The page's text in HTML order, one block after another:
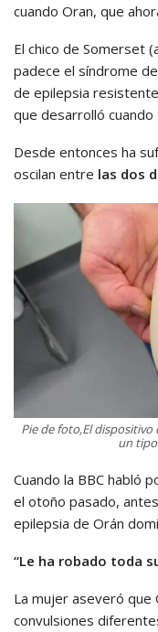
cuando Oran, que
El chico de Somerset
padece el síndrome
de epilepsia
que desarrolló
Desde entonces ha
oscilan entre las dos
Pie de foto,El
un
Cuando la BBC habló
el otoño pasado,
epilepsia de Orán
“Le ha robado toda
La mujer aseveró que
convulsiones